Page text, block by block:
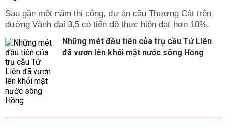
Sau gần một năm thi công, dự án cầu Thượng Cát trên
đường Vành đai 3,5 có tiến độ thực hiện đạt hơn 10%.
Những mét đầu tiên của trụ cầu Tứ Liên
đã vươn lên khỏi mặt nước sông Hồng